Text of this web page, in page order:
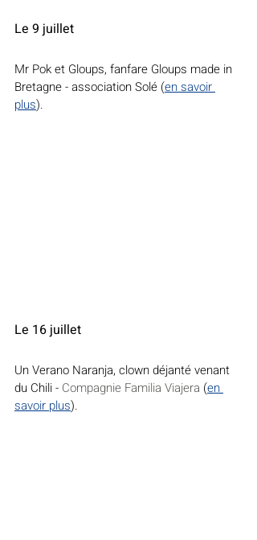
Le 9 juillet
Mr Pok et Gloups, fanfare Gloups made in
Bretagne - association Solé (en savoir
plus).
Le 16 juillet
Un Verano Naranja, clown déjanté venant
du Chili - Compagnie Familia Viajera (en
savoir plus).